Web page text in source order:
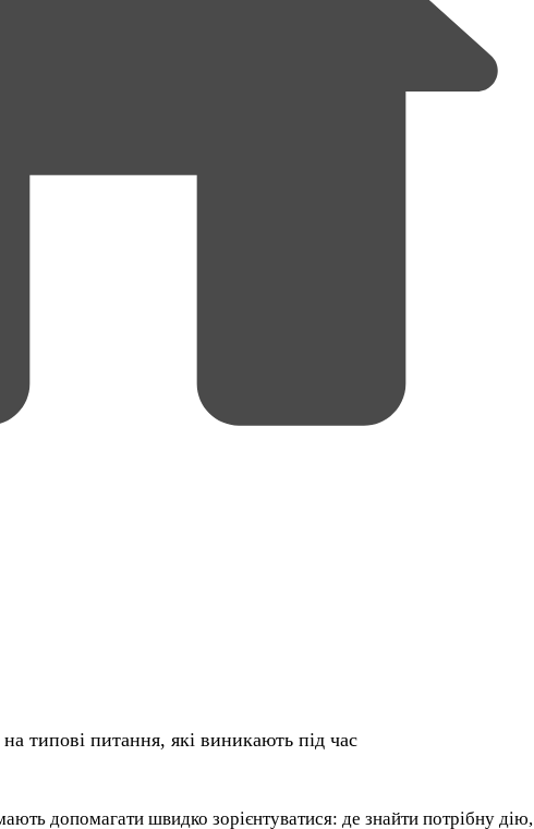
типові питання, які виникають під час
допомагати швидко зорієнтуватися: де знайти потрібну дію,